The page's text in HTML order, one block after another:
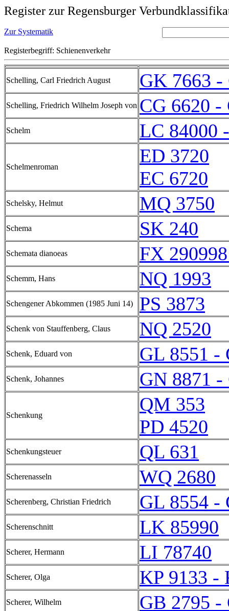
Register zur Regensburger
Zur Systematik
Registerbegriff: Schienenverkehr
Schelling, Carl Friedrich August GK 7663 -
Schelling, Friedrich Wilhelm Joseph von CG 6620 -
Schelm LC 84000
Schelmenroman
ED 3720
EC 6720
Schelsky, Helmut MQ 3750
Schema SK 240
Schemata dianoeas FX
Schemm, Hans NQ 1993
Schengener Abkommen (1985 Juni 14) PS 3873
Schenk von Stauffenberg, Claus NQ 2520
Schenk, Eduard von GL 8551 -
Schenk, Johannes GN 8871 -
Schenkung
QM 353
PD 4520
Schenkungsteuer QL 631
Scherenasseln WQ 2680
Scherenberg, Christian Friedrich GL 8554 -
Scherenschnitt LK 85990
Scherer, Hermann LI 78740
Scherer, Olga KP 9133 -
Scherer, Wilhelm GB 2795 -